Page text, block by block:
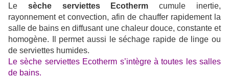
Le sèche serviettes Ecotherm cumule inertie,
rayonnement et convection, afin de chauffer rapidement la
salle de bains endiffusant une chaleur douce, constante et
homogène. Il permet aussi le séchage rapide de linge ou
de serviettes humides.
Le sèche serviettes Ecotherm s’intègre à toutes les salles
de bains.